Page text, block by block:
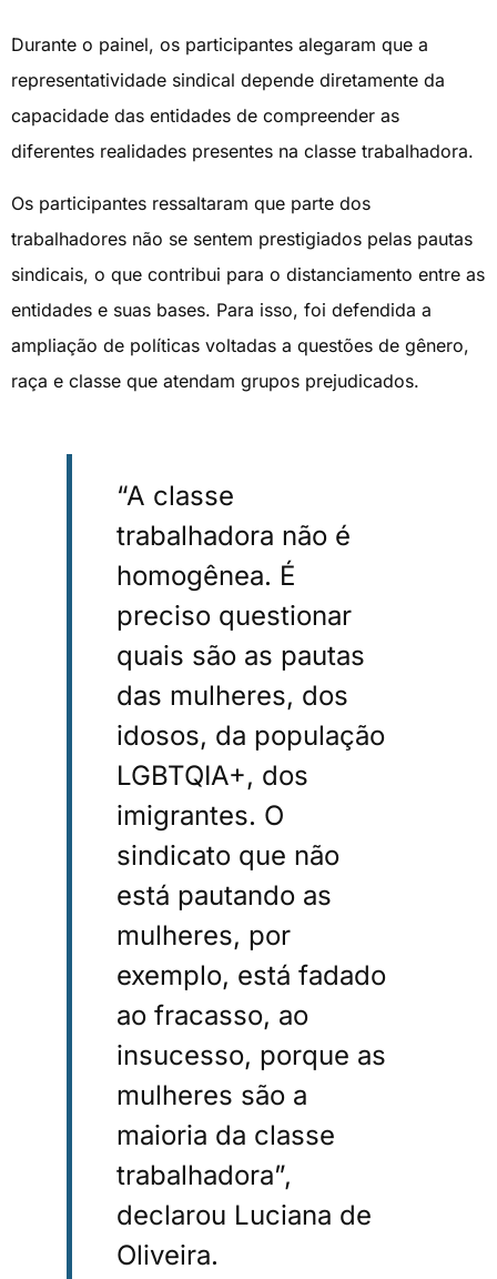
Durante o painel, os participantes alegaram que a
representatividade sindical depende diretamente da
capacidade das entidades de compreender as
diferentes realidades presentes na classe trabalhadora.
Os participantes ressaltaram que parte dos
trabalhadores não se sentem prestigiados pelas pautas
sindicais, o que contribui para o distanciamento entre as
entidades e suas bases. Para isso, foi defendida a
ampliação de políticas voltadas a questões de gênero,
raça e classe que atendam grupos prejudicados.
“A classe
trabalhadora não é
homogênea. É
preciso questionar
quais são as pautas
das mulheres, dos
idosos, da população
LGBTQIA+, dos
imigrantes. O
sindicato que não
está pautando as
mulheres, por
exemplo, está fadado
ao fracasso, ao
insucesso, porque as
mulheres são a
maioria da classe
trabalhadora”,
declarou Luciana de
Oliveira.